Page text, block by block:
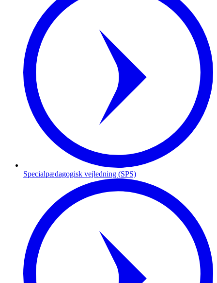
Specialpædagogisk vejledning (SPS)